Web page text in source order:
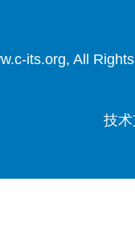
its.org, All
技